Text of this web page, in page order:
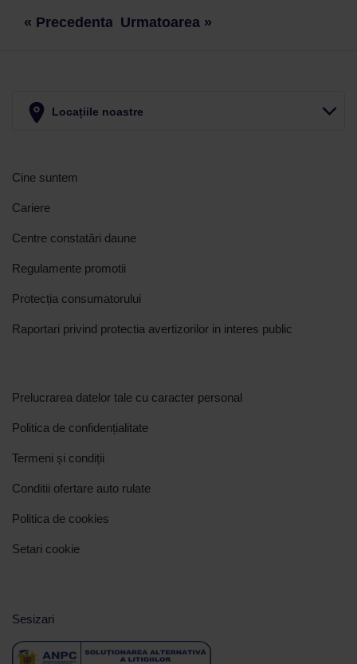
« Precedenta Urmatoarea »
Locațiile noastre
Cine suntem
Cariere
Centre constatări daune
Regulamente promotii
Protecția consumatorului
Raportari privind protectia avertizorilor in interes public
Prelucrarea datelor tale cu caracter personal
Politica de confidențialitate
Termeni și condiții
Conditii ofertare auto rulate
Politica de cookies
Setari cookie
Sesizari